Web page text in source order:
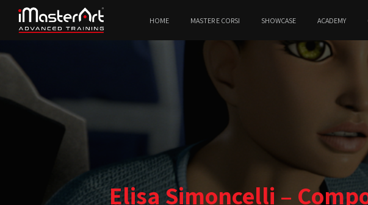
HOME MASTER E CORSI SHOWCASE ACADEMY
Elisa Simoncelli –